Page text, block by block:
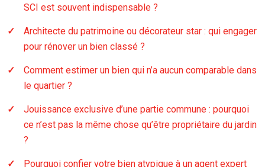
SCI est souvent indispensable ?
Architecte du patrimoine ou décorateur star : qui engager
pour rénover un bien classé ?
Comment estimer un bien qui n’a aucun comparable dans
le quartier ?
Jouissance exclusive d’une partie commune : pourquoi
ce n’est pas la même chose qu’être propriétaire du jardin
?
Pourquoi confier votre bien atypique à un agent expert